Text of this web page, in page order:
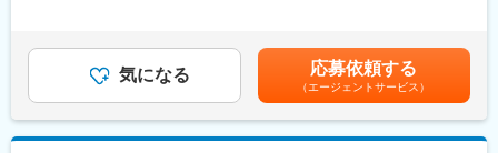
【具体的な業務内容】
与信領域において、統計手法や機械学習を活用した分析から業務
ティブ）：年1回（会社業績および個人貢献度によりを支給）賃金
はあくまでも目安の金額であり、選考を通じて上下する可能性が
あります。月給(月額)は固定手当を含めた表記です。
気になる 応募依頼する
（エージェントサービス）